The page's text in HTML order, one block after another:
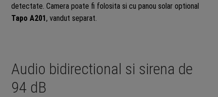
detectate. Camera poate fi folosita si cu panou solar optional
Tapo A201, vandut separat.
Audio bidirectional si sirena de
94 dB